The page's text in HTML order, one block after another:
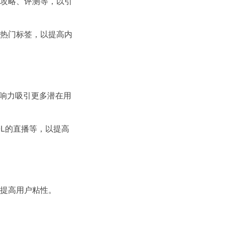
门标签，以提高内
力吸引更多潜在用
的直播等，以提高
高用户粘性。